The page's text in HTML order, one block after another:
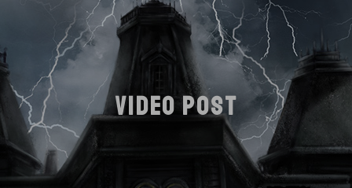
VIDEO POST